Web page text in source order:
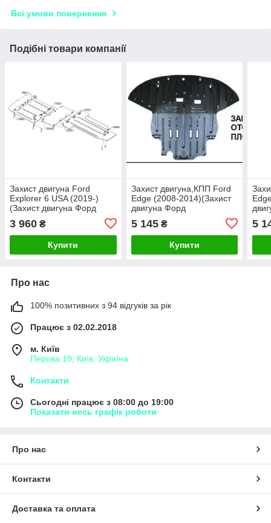
Всі умови повернення
Подібні товари компанії
Захист двигуна Ford
Explorer 6 USA (2019-)
(Захист двигуна Форд
3 960 ₴
Купити
Захист двигуна,КПП Ford
Edge (2008-2014)(Захист
двигуна Форд
5 145₴
Купити
5
Про нас
100% позитивних з 94 відгуків за рік
Працює з 02.02.2018
м. Київ
Перова 19, Київ, Україна
Контакти
Сьогодні працює з 08:00 до 19:00
Показати весь графік роботи
Про нас
Контакти
Доставка та оплата